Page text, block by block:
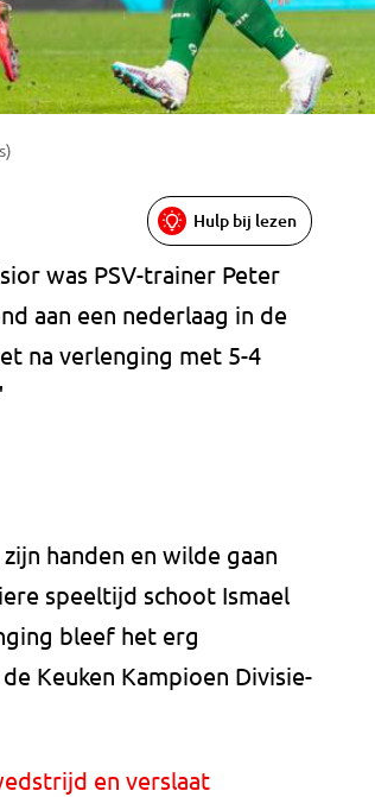
Hulp bij lezen
was PSV-trainer Peter
aan een nederlaag in de
na verlenging met 5-4
handen en wilde gaan
speeltijd schoot Ismael
bleef het erg
Keuken Kampioen Divisie-
en verslaat